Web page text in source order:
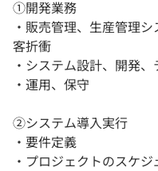
①開発業務
・販売管理、生産管理
客折衝
・システム設計、開発、
・運用、保守
②システム導入実行
・要件定義
・プロジェクトのスケ